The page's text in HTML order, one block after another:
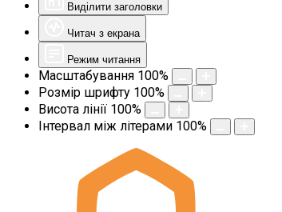
Виділити заголовки
Читач з екрана
Режим читання
Масштабування 100%
Розмір шрифту 100%
Висота лінії 100%
Інтервал між літерами 100%